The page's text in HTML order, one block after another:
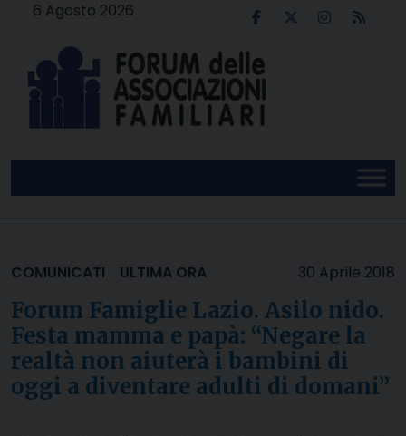
6 Agosto 2026
30 Aprile 2018
COMUNICATI ULTIMA ORA
Forum Famiglie Lazio. Asilo nido.
Festa mamma e papà: “Negare la
realtà non aiuterà i bambini di
oggi a diventare adulti di domani”